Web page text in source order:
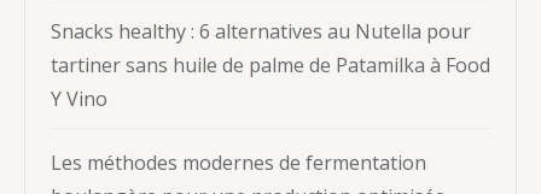
Snacks healthy : 6 alternatives au Nutella pour
tartiner sans huile de palme de Patamilka à Food
Y Vino
Les méthodes modernes de fermentation